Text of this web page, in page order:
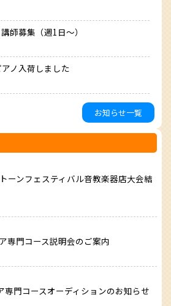
師募集（週1日〜）
ノ入荷しました
お知らせ一覧
ーンフェスティバル音教楽器店大会結
門コース説明会のご案内
専門コースオーディションのお知らせ